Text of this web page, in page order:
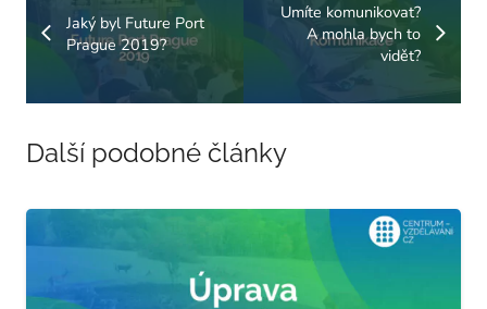
Jaký byl Future Port
Prague 2019?
Umíte komunikovat?
A mohla bych to
vidět?
Další podobné články